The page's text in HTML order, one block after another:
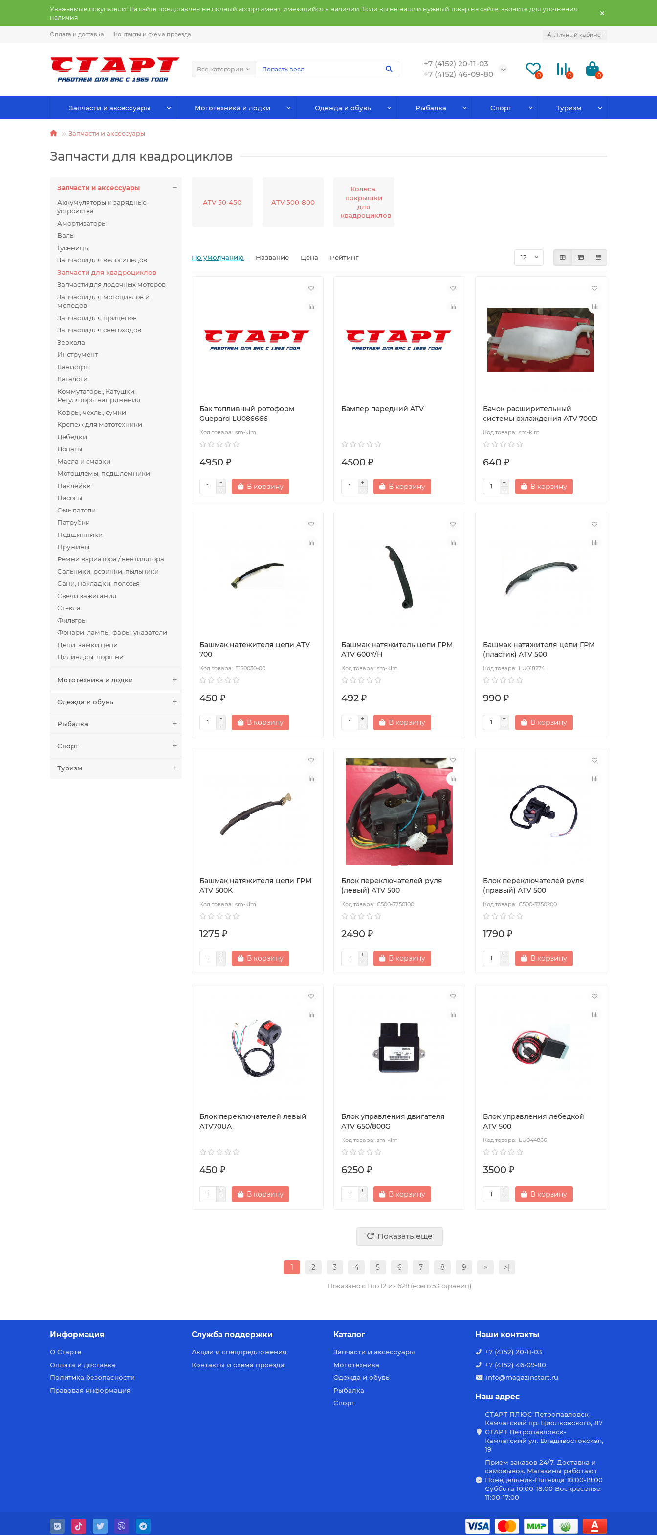
Уважаемые покупатели! На сайте представлен не полный ассортимент, имеющийся в наличии. Если вы не нашли нужный товар на сайте, звоните для уточнения
наличия
Оплата и доставка Контакты и схема проезда Личный кабинет
Все категории
+7 (4152) 20-11-03
+7 (4152) 46-09-80
0 0 0
Запчасти и аксессуары Мототехника и лодки Одежда и обувь Рыбалка Спорт Туризм
Запчасти и аксессуары
Запчасти для квадроциклов
Запчасти и аксессуары
Аккумуляторы и зарядные
устройства
Амортизаторы
Валы
Гусеницы
Запчасти для велосипедов
Запчасти для квадроциклов
Запчасти для лодочных моторов
Запчасти для мотоциклов и
мопедов
Запчасти для прицепов
Запчасти для снегоходов
Зеркала
Инструмент
Канистры
Каталоги
Коммутаторы, Катушки,
Регуляторы напряжения
Кофры, чехлы, сумки
Крепеж для мототехники
Лебедки
Лопаты
Масла и смазки
Мотошлемы, подшлемники
Наклейки
Насосы
Омыватели
Патрубки
Подшипники
Пружины
Ремни вариатора / вентилятора
Сальники, резинки, пыльники
Сани, накладки, полозья
Свечи зажигания
Стекла
Фильтры
Фонари, лампы, фары, указатели
Цепи, замки цепи
Цилиндры, поршни
Мототехника и лодки
Одежда и обувь
Рыбалка
Спорт
Туризм
ATV 50-450 ATV 500-800
Колеса,
покрышки
для
квадроциклов
По умолчанию Название Цена Рейтинг
Бак топливный ротоформ
Guepard LU086666
sm-klm
4950 ₽
В корзину
Бампер передний ATV
4500 ₽
В корзину
Бачок расширительный
системы охлаждения ATV 700D
sm-klm
640 ₽
В корзину
Башмак натежителя цепи ATV
700
Е150030-00
450 ₽
В корзину
Башмак натяжитель цепи ГРМ
ATV 600Y/Н
sm-klm
492 ₽
В корзину
Башмак натяжителя цепи ГРМ
(пластик) ATV 500
LU018274
990 ₽
В корзину
Башмак натяжителя цепи ГРМ
ATV 500K
sm-klm
1275 ₽
В корзину
Блок переключателей руля
(левый) ATV 500
С500-3750100
2490 ₽
В корзину
Блок переключателей руля
(правый) ATV 500
С500-3750200
1790 ₽
В корзину
Блок переключателей левый
ATV70UA
450 ₽
В корзину
Блок управления двигателя
ATV 650/800G
sm-klm
6250 ₽
В корзину
Блок управления лебедкой
ATV 500
LU044866
3500 ₽
В корзину
Показать еще
1 2 3 4 5 6 7 8 9 > >|
Показано с 1 по 12 из 628 (всего 53 страниц)
Информация
О Старте
Оплата и доставка
Политика безопасности
Правовая информация
Служба поддержки
Акции и спецпредложения
Контакты и схема проезда
Каталог
Запчасти и аксессуары
Мототехника
Одежда и обувь
Рыбалка
Спорт
Наши контакты
+7 (4152) 20-11-03
+7 (4152) 46-09-80
info@magazinstart.ru
Наш адрес
СТАРТ ПЛЮС Петропавловск-
Камчатский пр. Циолковского, 87
СТАРТ Петропавловск-
Камчатский ул. Владивостокская,
19
Прием заказов 24/7. Доставка и
самовывоз. Магазины работают
Понедельник-Пятница 10:00-19:00
Суббота 10:00-18:00 Воскресенье
11:00-17:00